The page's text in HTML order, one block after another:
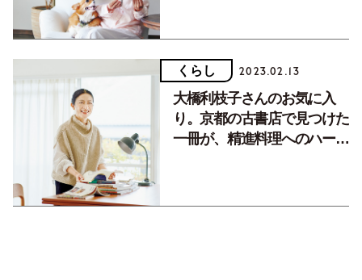
くらし 2023.02.13
大橋利枝子さんのお気に入
り。京都の古書店で見つけた
一冊が、精進料理へのハード